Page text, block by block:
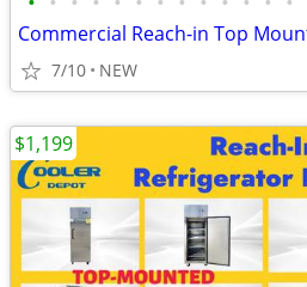
7/10 NEW
$1,199